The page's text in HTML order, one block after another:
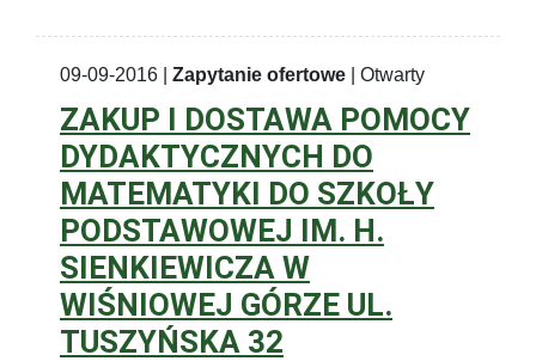
09-09-2016 | Zapytanie ofertowe | Otwarty
ZAKUP I DOSTAWA POMOCY
DYDAKTYCZNYCH DO
MATEMATYKI DO SZKOŁY
PODSTAWOWEJ IM. H.
SIENKIEWICZA W
WIŚNIOWEJ GÓRZE UL.
TUSZYŃSKA 32